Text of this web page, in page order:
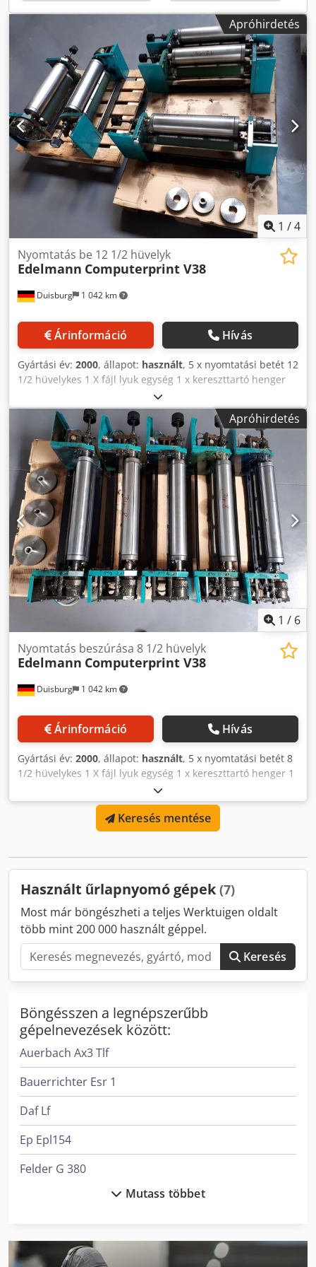
Apróhirdetés
1 /4
Duisburg 1 042 km
Nyomtatás be 12 1/2 hüvelyk
Edelmann Computerprint V38
Árinformáció Hívás
Gyártási év: 2000, állapot: használt, 5 x nyomtatási betét 12
1/2 hüvelykes 1 X fájl lyuk egység 1 x kereszttartó henger
Apróhirdetés
1 / 6
Duisburg 1 042 km
Nyomtatás beszúrása 8 1/2 hüvelyk
Edelmann Computerprint V38
Árinformáció Hívás
Gyártási év: 2000, állapot: használt, 5 x nyomtatási betét 8
1/2 hüvelykes 1 X fájl lyuk egység 1 x kereszttartó henger 1
x fogaskerék sheeterhez 3 x fogaskerék mappahoz
Cedpfsdh Npqjx Ak Esha
Keresés mentése
Használt űrlapnyomó gépek (7)
Most már böngészheti a teljes Werktuigen oldalt
több mint 200 000 használt géppel.
Keresés
Böngésszen a legnépszerűbb
gépelnevezések között:
Auerbach Ax3 Tlf
Bauerrichter Esr 1
Daf Lf
Ep Epl154
Felder G 380
Felder Rl 140
Mutass többet